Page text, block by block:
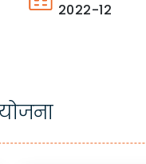
2022-12